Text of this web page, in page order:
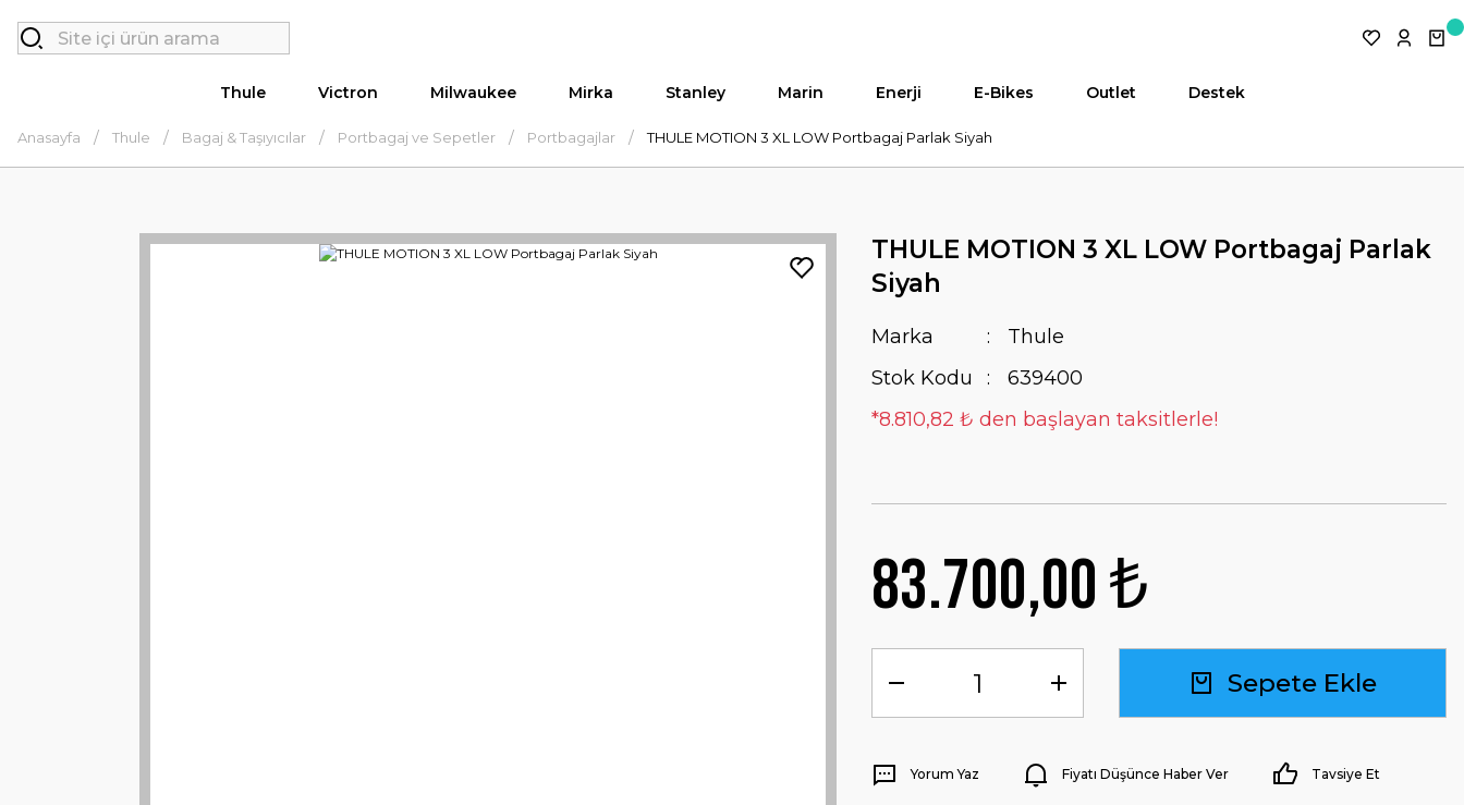
Thule Victron Milwaukee Mirka Stanley Marin Enerji E-Bikes Outlet Destek
Anasayfa Thule Bagaj & Taşıyıcılar Portbagaj ve Sepetler Portbagajlar THULE MOTION 3 XL LOW Portbagaj Parlak Siyah
THULE MOTION 3 XL LOW Portbagaj Parlak
Siyah
Marka
Thule
Stok Kodu
639400
*8.810,82 ₺ den başlayan taksitlerle!
83.700,00 ₺
Sepete Ekle
Yorum Yaz Fiyatı Düşünce Haber Ver Tavsiye Et